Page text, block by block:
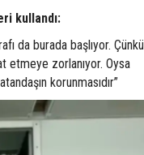
kullandı:
da burada başlıyor. Çünkü
etmeye zorlanıyor. Oysa
korunmasıdır”